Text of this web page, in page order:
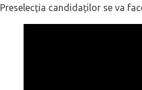
Preselecția candidaților se va